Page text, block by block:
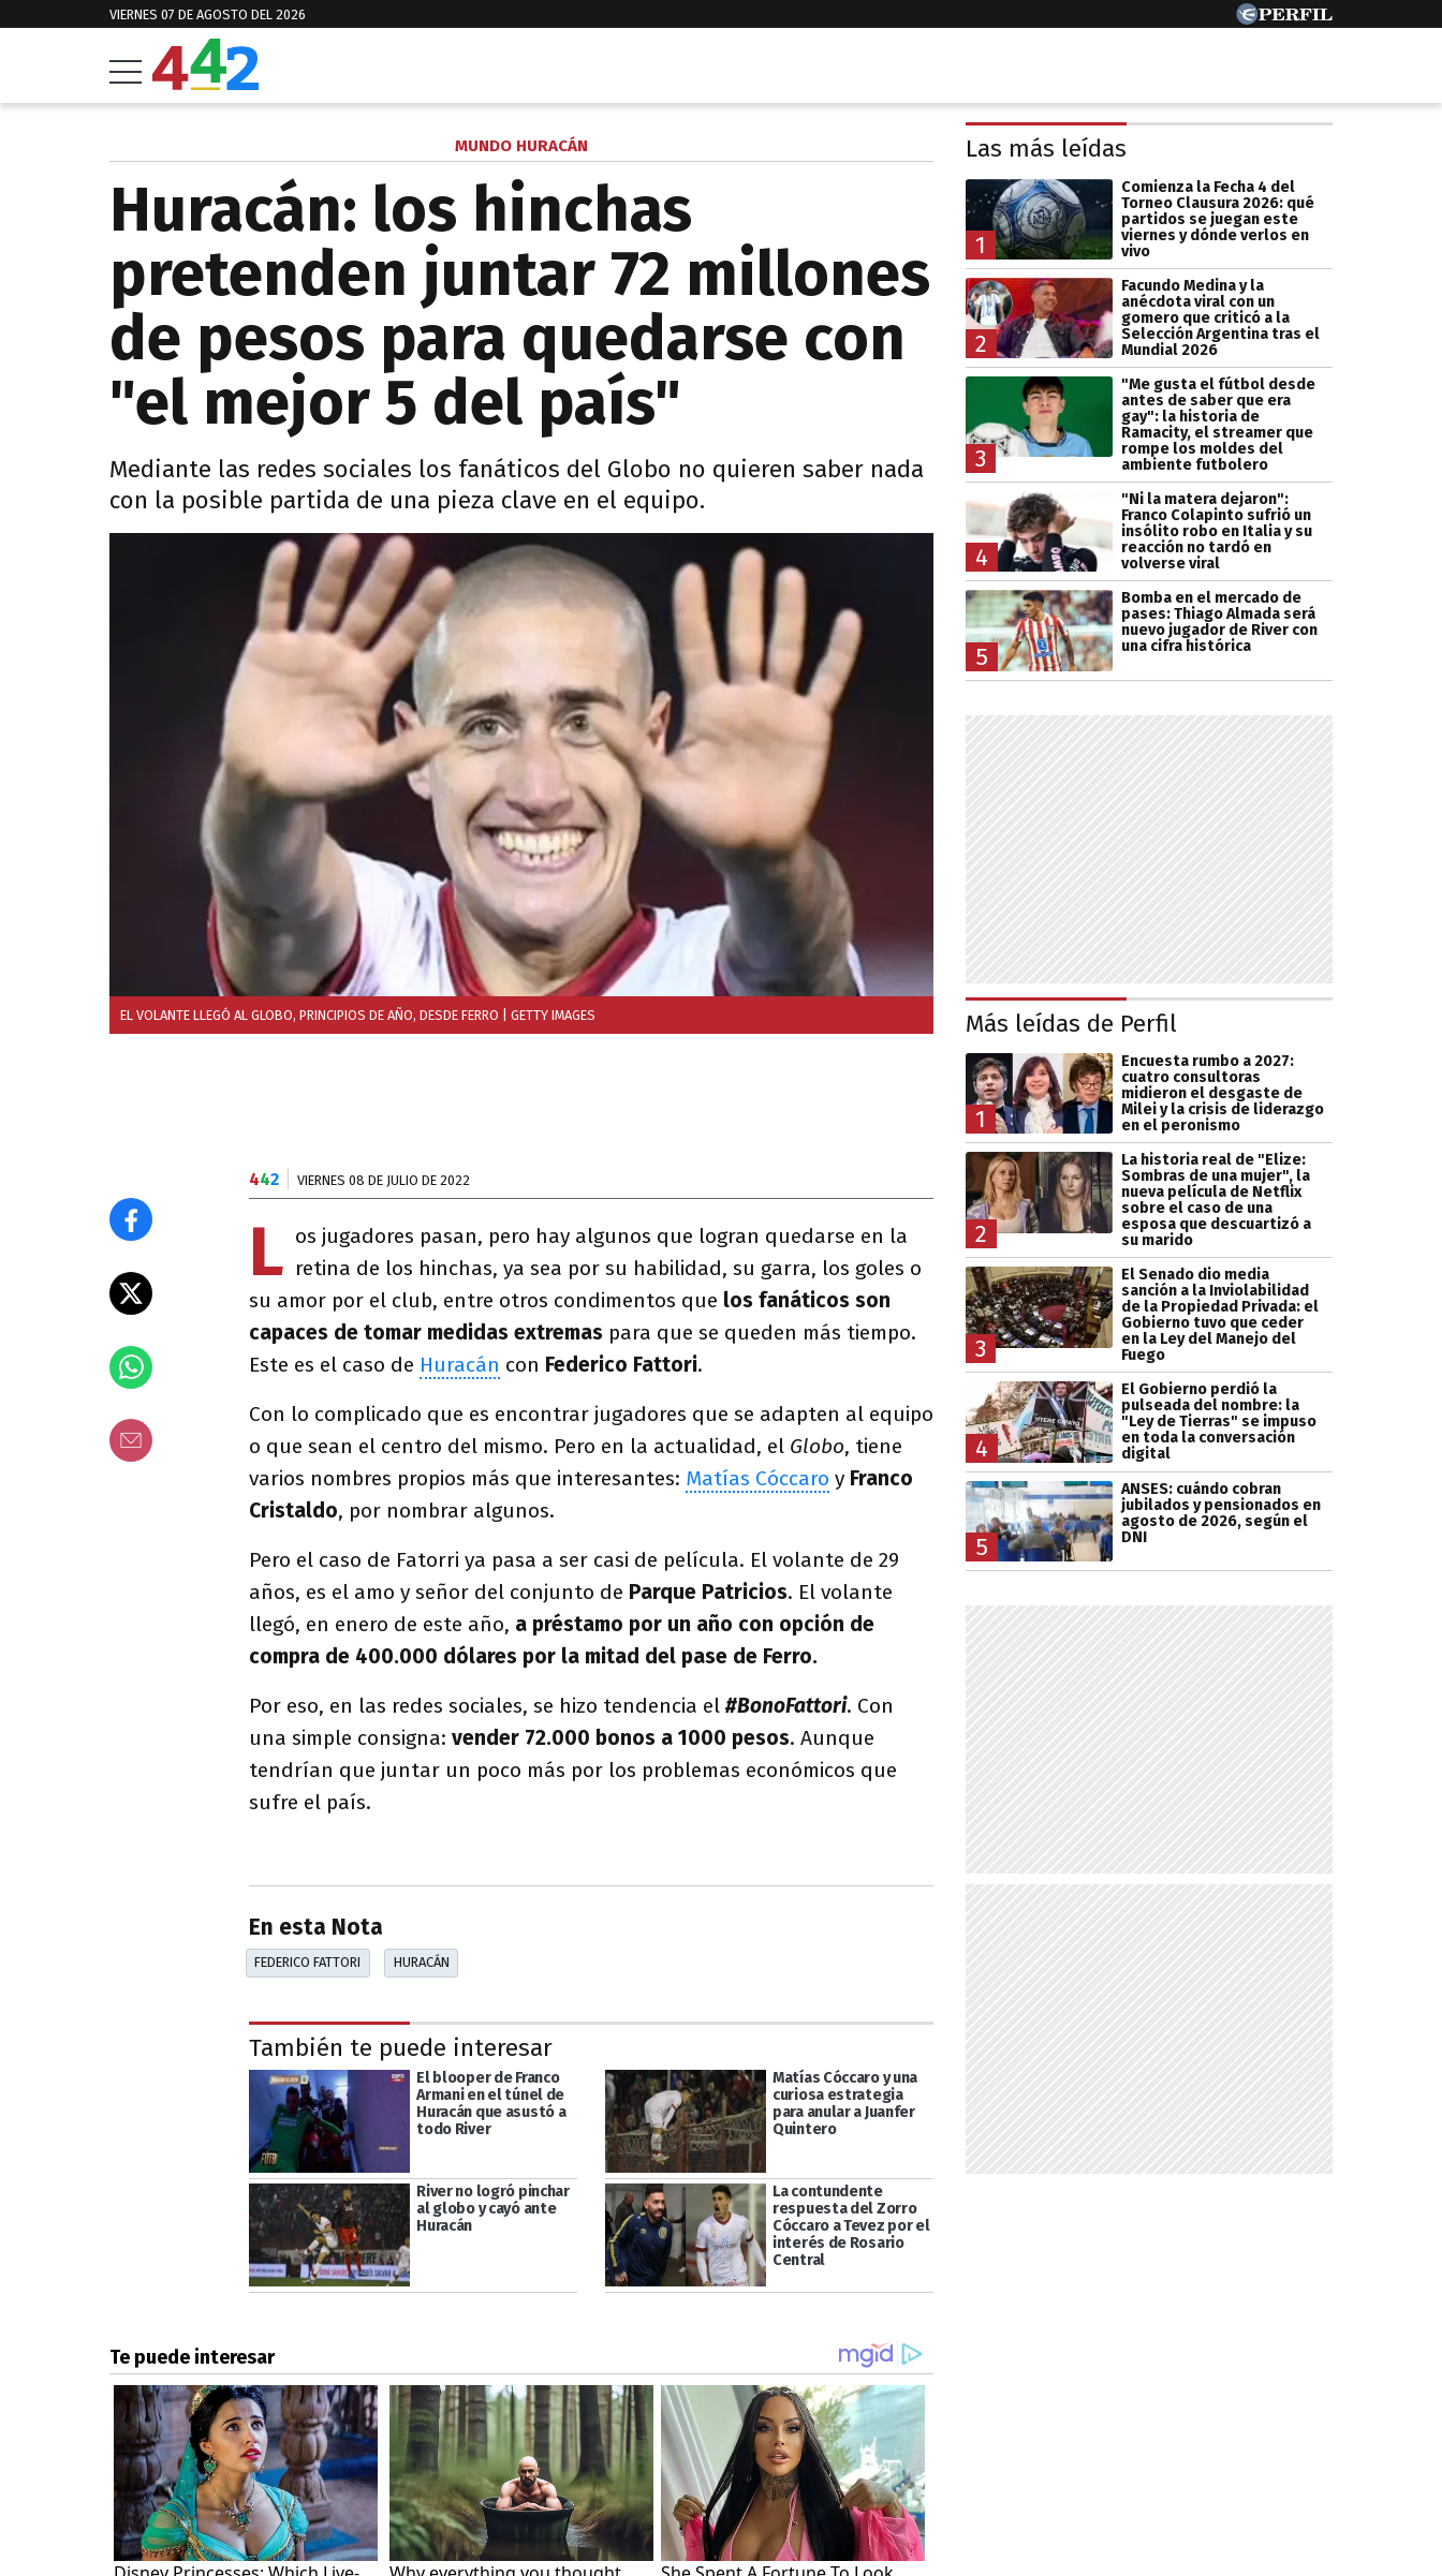
VIERNES 07 DE AGOSTO DEL 2026
MUNDO HURACÁN
Huracán: los hinchas
pretenden juntar 72 millones
de pesos para quedarse con
"el mejor 5 del país"
Mediante las redes sociales los fanáticos del Globo no quieren saber nada
con la posible partida de una pieza clave en el equipo.
EL VOLANTE LLEGÓ AL GLOBO, PRINCIPIOS DE AÑO, DESDE FERRO | GETTY IMAGES
442 VIERNES 08 DE JULIO DE 2022
L os jugadores pasan, pero hay algunos que logran quedarse en la
retina de los hinchas, ya sea por su habilidad, su garra, los goles o
su amor por el club, entre otros condimentos que los fanáticos son
capaces de tomar medidas extremas para que se queden más tiempo.
Este es el caso de Huracán con Federico Fattori.
Con lo complicado que es encontrar jugadores que se adapten al equipo
o que sean el centro del mismo. Pero en la actualidad, el Globo, tiene
varios nombres propios más que interesantes: Matías Cóccaro y Franco
Cristaldo, por nombrar algunos.
Pero el caso de Fatorri ya pasa a ser casi de película. El volante de 29
años, es el amo y señor del conjunto de Parque Patricios. El volante
llegó, en enero de este año, a préstamo por un año con opción de
compra de 400.000 dólares por la mitad del pase de Ferro.
Por eso, en las redes sociales, se hizo tendencia el #BonoFattori. Con
una simple consigna: vender 72.000 bonos a 1000 pesos. Aunque
tendrían que juntar un poco más por los problemas económicos que
sufre el país.
En esta Nota
FEDERICO FATTORI HURACÁN
También te puede interesar
El blooper de Franco
Armani en el túnel de
Huracán que asustó a
todo River
Matías Cóccaro y una
curiosa estrategia
para anular a Juanfer
Quintero
River no logró pinchar
al globo y cayó ante
Huracán
La contundente
respuesta del Zorro
Cóccaro a Tevez por el
interés de Rosario
Central
Las más leídas
1
Comienza la Fecha 4 del
Torneo Clausura 2026: qué
partidos se juegan este
viernes y dónde verlos en
vivo
2
Facundo Medina y la
anécdota viral con un
gomero que criticó a la
Selección Argentina tras el
Mundial 2026
3
"Me gusta el fútbol desde
antes de saber que era
gay": la historia de
Ramacity, el streamer que
rompe los moldes del
ambiente futbolero
4
"Ni la matera dejaron":
Franco Colapinto sufrió un
insólito robo en Italia y su
reacción no tardó en
volverse viral
5
Bomba en el mercado de
pases: Thiago Almada será
nuevo jugador de River con
una cifra histórica
Más leídas de Perfil
1
Encuesta rumbo a 2027:
cuatro consultoras
midieron el desgaste de
Milei y la crisis de liderazgo
en el peronismo
2
La historia real de "Elize:
Sombras de una mujer", la
nueva película de Netflix
sobre el caso de una
esposa que descuartizó a
su marido
3
El Senado dio media
sanción a la Inviolabilidad
de la Propiedad Privada: el
Gobierno tuvo que ceder
en la Ley del Manejo del
Fuego
4
El Gobierno perdió la
pulseada del nombre: la
"Ley de Tierras" se impuso
en toda la conversación
digital
5
ANSES: cuándo cobran
jubilados y pensionados en
agosto de 2026, según el
DNI